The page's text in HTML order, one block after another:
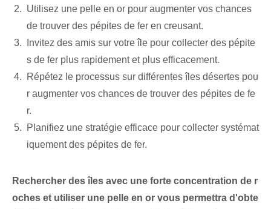
Utilisez une pelle en or pour augmenter vos chances
de trouver des pépites de fer en creusant.
Invitez des amis sur votre île pour collecter des pépite
s de fer plus rapidement et plus efficacement.
Répétez le processus sur différentes îles désertes pou
r augmenter vos chances de trouver des pépites de fe
r.
Planifiez une stratégie ⁢efficace⁣ pour collecter systémat
iquement des pépites de fer.
Rechercher des îles avec une forte concentration de r
oches et utiliser une pelle en or vous permettra d'obte